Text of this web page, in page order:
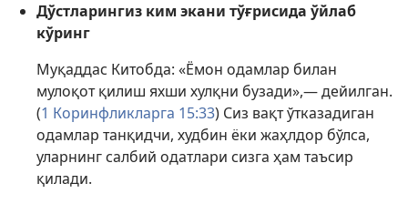
Дўстларингиз ким экани тўғрисида ўйлаб
кўринг
Муқаддас Китобда: «Ёмон одамлар билан
мулоқот қилиш яхши хулқни бузади»,— дейилган.
(1 Коринфликларга 15:33) Сиз вақт ўтказадиган
одамлар танқидчи, худбин ёки жаҳлдор бўлса,
уларнинг салбий одатлари сизга ҳам таъсир
қилади.